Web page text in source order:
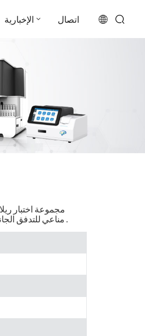
الإخبارية اتصال
русский
español
Türkçe
مجموعة اختبار
مناعي للتدفق الجانبي الشطري للكشف النوعي عن عامل الحمل المبكر في مصل الكلب .